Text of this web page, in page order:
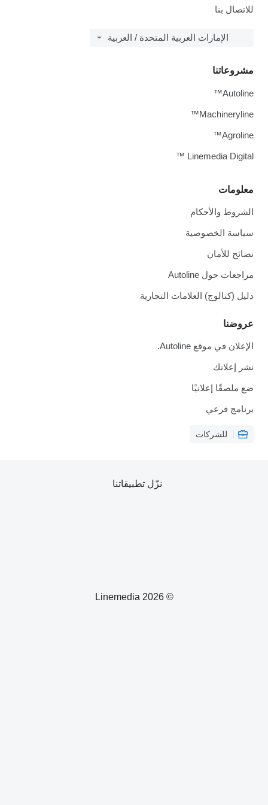
للاتصال بنا
الإمارات العربية المتحدة / العربية
معلومات
الشروط والأحكام
سياسة الخصوصية
نصائح للأمان
مراجعات حول Autoline
دليل (كتالوج) العلامات التجارية
عروضنا
الإعلان في موقع Autoline.
نشر إعلانك
ضع ملصقًا إعلانيًا
برنامج فرعي
للشركات
مشروعاتنا
Autoline™
Machineryline™
Agroline™
Linemedia Digital ™
© 2026 Linemedia
نزّل تطبيقاتنا